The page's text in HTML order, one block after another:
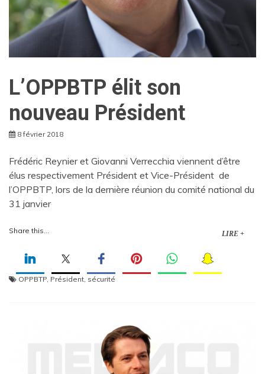
L’OPPBTP élit son
nouveau Président
8 février 2018
Frédéric Reynier et Giovanni Verrecchia viennent d’être
élus respectivement Président et Vice-Président de
l’OPPBTP, lors de la dernière réunion du comité national du
31 janvier
Share this... LIRE +
OPPBTP Président sécurité